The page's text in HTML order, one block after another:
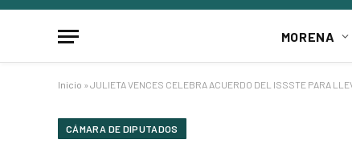
MORENA
Inicio » JULIETA VENCES CELEBRA ACUERDO DEL ISSSTE PARA
CÁMARA DE DIPUTADOS